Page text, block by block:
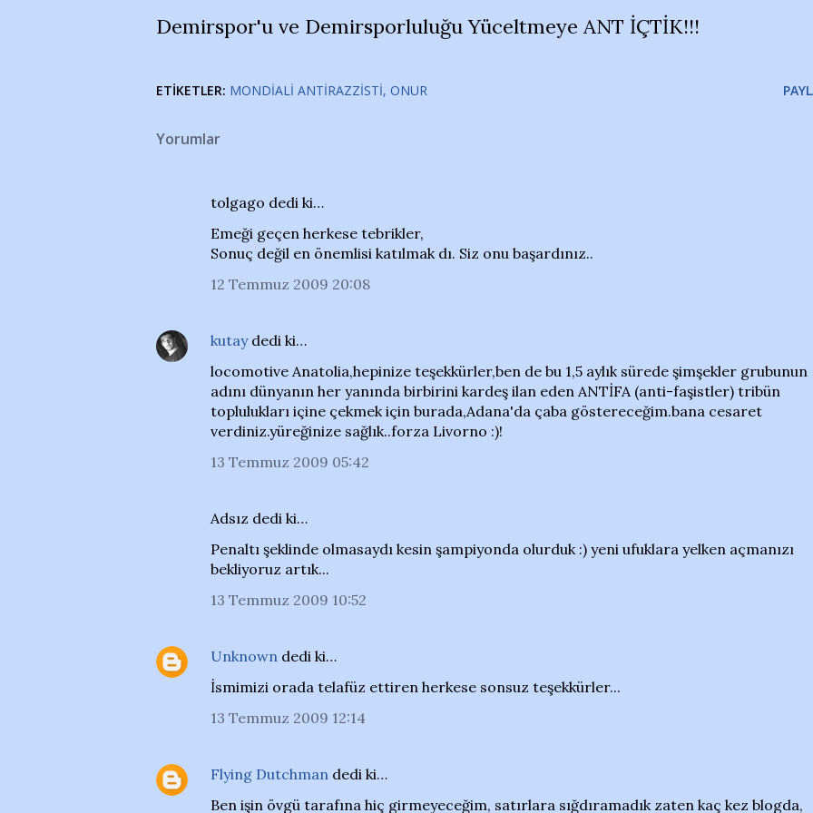
Demirspor'u ve Demirsporluluğu Yüceltmeye ANT İÇTİK!!!
ETIKETLER: MONDIALI ANTIRAZZISTI ONUR
Yorumlar
tolgago dedi ki…
Emeği geçen herkese tebrikler,
Sonuç değil en önemlisi katılmak dı. Siz onu başardınız..
12 Temmuz 2009 20:08
kutaydedi ki…
locomotive Anatolia,hepinize teşekkürler,ben de bu 1,5 aylık sürede şimşekler grubunun
adını dünyanın her yanında birbirini kardeş ilan eden ANTİFA (anti-faşistler) tribün
toplulukları içine çekmek için burada,Adana'da çaba göstereceğim.bana cesaret
verdiniz.yüreğinize sağlık..forza Livorno :)!
13 Temmuz 2009 05:42
Adsız dedi ki…
Penaltı şeklinde olmasaydı kesin şampiyonda olurduk :) yeni ufuklara yelken açmanızı
bekliyoruz artık...
13 Temmuz 2009 10:52
Unknown dedi ki…
İsmimizi orada telafüz ettiren herkese sonsuz teşekkürler...
13 Temmuz 2009 12:14
Flying Dutchman dedi ki…
Ben işin övgü tarafına hiç girmeyeceğim, satırlara sığdıramadık zaten kaç kez blogda,